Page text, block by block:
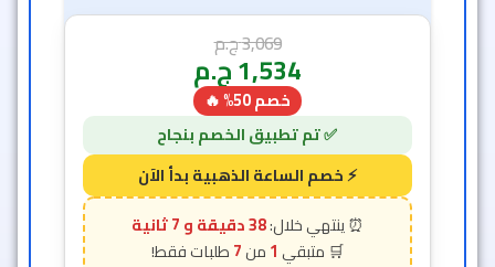
3,069ج.م
1,534ج.م
خصم 50% 🔥
38 دقيقة و 5 ثانية
1
7